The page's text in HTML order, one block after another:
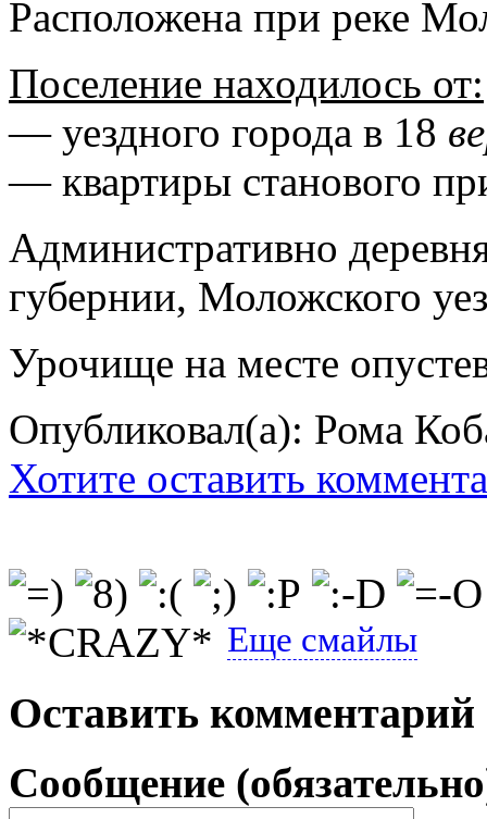
Расположена при реке
Поселение находилось от:
— уездного города в 18
— квартиры станового
Административно
губернии, Моложского
Урочище на месте
Опубликовал(а): Рома
Хотите оставить
Еще смайлы
Оставить комментарий
Сообщение